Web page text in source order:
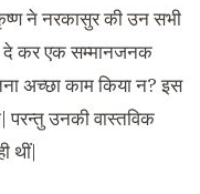
ने नरकासुर की उन सभी
दे कर एक सम्मानजनक
अच्छा काम किया न? इस
परन्तु उनकी वास्तविक
थीं|